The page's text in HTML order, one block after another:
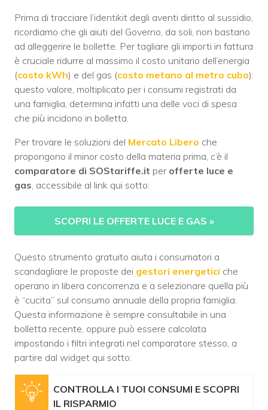
Prima di tracciare l’identikit degli aventi diritto al sussidio,
ricordiamo che gli aiuti del Governo, da soli, non bastano
ad alleggerire le bollette. Per tagliare gli importi in fattura
è cruciale ridurre al massimo il costo unitario dell’energia
(costo kWh) e del gas (costo metano al metro cubo):
questo valore, moltiplicato per i consumi registrati da
una famiglia, determina infatti una delle voci di spesa
che più incidono in bolletta.
Per trovare le soluzioni del Mercato Libero che
propongono il minor costo della materia prima, c’è il
comparatore di SOStariffe.it per offerte luce e
gas , accessibile al link qui sotto:
SCOPRI LE OFFERTE LUCE E GAS »
Questo strumento gratuito aiuta i consumatori a
scandagliare le proposte dei gestori energetici che
operano in libera concorrenza e a selezionare quella più
è “cucita” sul consumo annuale della propria famiglia.
Questa informazione è sempre consultabile in una
bolletta recente, oppure può essere calcolata
impostando i filtri integrati nel comparatore stesso, a
partire dal widget qui sotto:
CONTROLLA I TUOI CONSUMI E SCOPRI
IL RISPARMIO